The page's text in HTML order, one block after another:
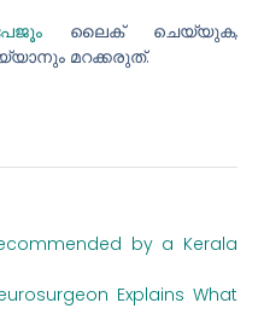
ലൈക് ചെയ്യുക,
മറക്കരുത്.
by a Kerala
Explains What